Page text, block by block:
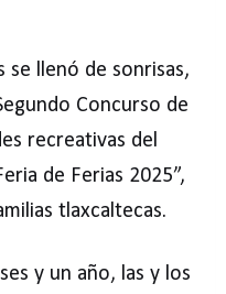
se llenó de sonrisas,
Concurso de
recreativas del
de Ferias 2025”,
tlaxcaltecas.
y un año, las y los